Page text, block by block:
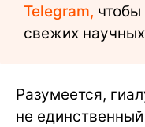
Telegram, чтобы
свежих
Разумеется,
не